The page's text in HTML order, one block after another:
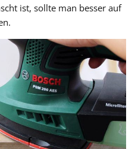
ist, sollte man besser auf